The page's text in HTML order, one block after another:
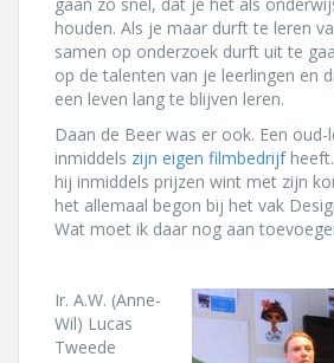
gaan zo snel, dat je het als
houden. Als je maar durft te leren
samen op onderzoek durft uit te
op de talenten van je leerlingen en
een leven lang te blijven leren.
Daan de Beer was er ook. Een oud-
inmiddels zijn eigen filmbedrijf
hij inmiddels prijzen wint met zijn
het allemaal begon bij het vak
Wat moet ik daar nog aan
Ir. A.W. (Anne-
Wil) Lucas
Tweede